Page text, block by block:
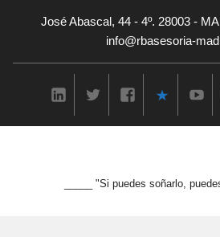
José Abascal, 44 - 4º. 28003 -
info@rbasesoria-
_____ "Si puedes soñarlo,